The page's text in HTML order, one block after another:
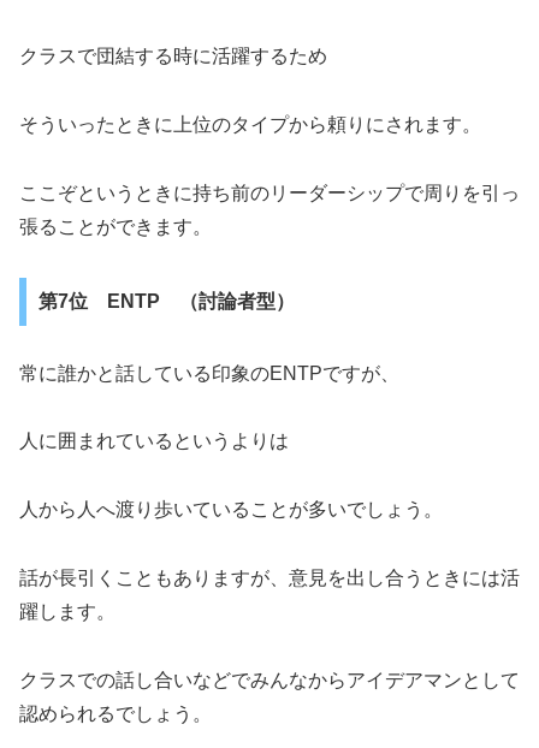
クラスで団結する時に活躍するため
そういったときに上位のタイプから頼りにされます。
ここぞというときに持ち前のリーダーシップで周りを引っ
張ることができます。
第7位 ENTP （討論者型）
常に誰かと話している印象のENTPですが、
人に囲まれているというよりは
人から人へ渡り歩いていることが多いでしょう。
話が長引くこともありますが、意見を出し合うときには活
躍します。
クラスでの話し合いなどでみんなからアイデアマンとして
認められるでしょう。